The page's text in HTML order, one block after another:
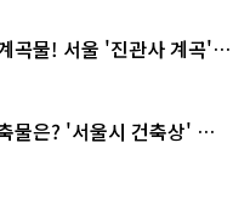
곡물! 서울 '진관사 계곡'이
물은? '서울시 건축상' 수